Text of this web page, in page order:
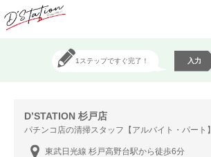
1ステップですぐ完了！ 入力
D’STATION 杉戸店
パチンコ店の清掃スタッフ【アルバイト・パート】
東武日光線 杉戸高野台駅から徒歩6分